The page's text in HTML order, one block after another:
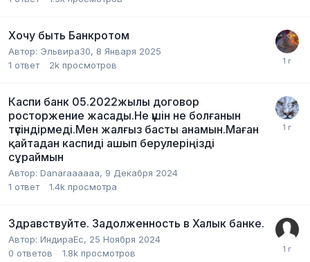
Хочу быть Банкротом
Автор: Эльвира30, 8 Января 2025
1 ответ 2k просмотров
Каспи банк 05.2022жылы договор
росторжение жасады.Не үшін не болғанын
түсіндірмеді.Мен жалғыз басты анамын.Маған
қайтадан каспиді ашып берулеріңізді
сұраймын
Автор: Danaraaaaaa, 9 Декабря 2024
1 ответ 1.4k просмотра
Здравствуйте. Задолженность в Халык банке.
Автор: ИндираЕс, 25 Ноября 2024
0 ответов 1.8k просмотров